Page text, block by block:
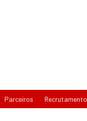
Parceiros Recrutamento